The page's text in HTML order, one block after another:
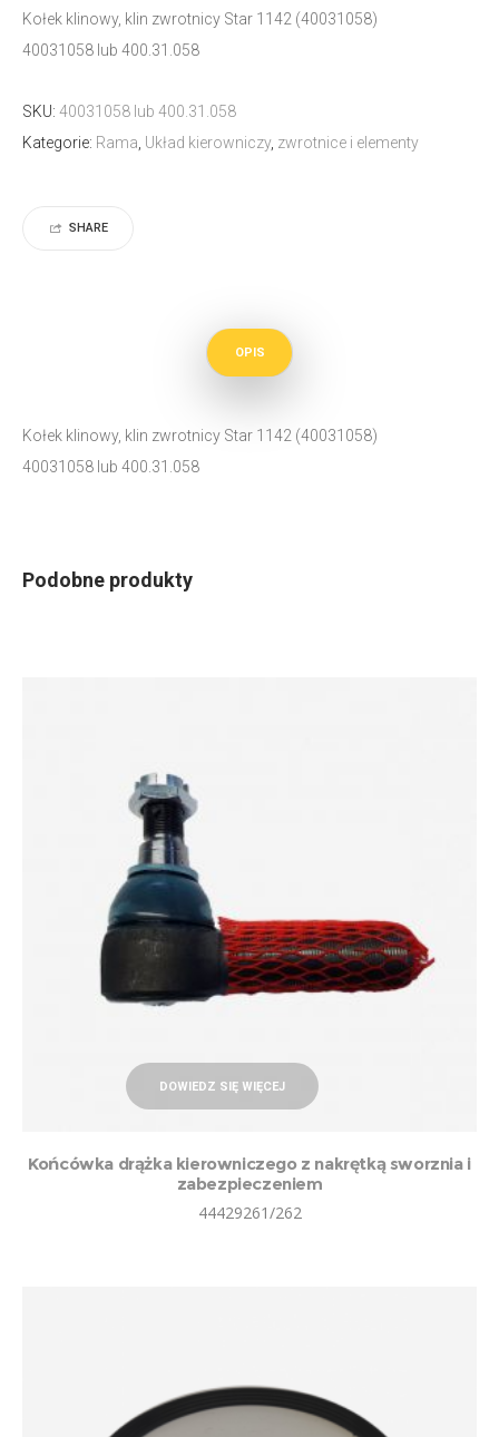
Kołek klinowy, klin zwrotnicy Star 1142 (40031058)
40031058 lub 400.31.058
SKU: 40031058 lub 400.31.058
Kategorie: Rama Układ kierowniczy, zwrotnice i elementy
SHARE
OPIS
Kołek klinowy, klin zwrotnicy Star 1142 (40031058)
40031058 lub 400.31.058
Podobne produkty
DOWIEDZ SIĘ WIĘCEJ
Końcówka drążka kierowniczego z nakrętką sworznia i
zabezpieczeniem
44429261/262